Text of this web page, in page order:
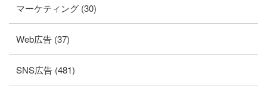
マーケティング (30)
Web広告 (37)
SNS広告 (481)